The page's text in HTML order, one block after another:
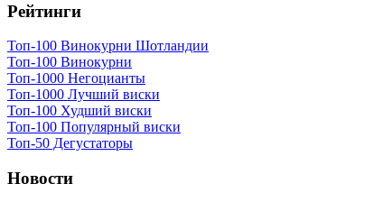
Рейтинги
Топ-100 Винокурни Шотландии
Топ-100 Винокурни
Топ-1000 Негоцианты
Топ-1000 Лучший виски
Топ-100 Худший виски
Топ-100 Популярный виски
Топ-50 Дегустаторы
Новости